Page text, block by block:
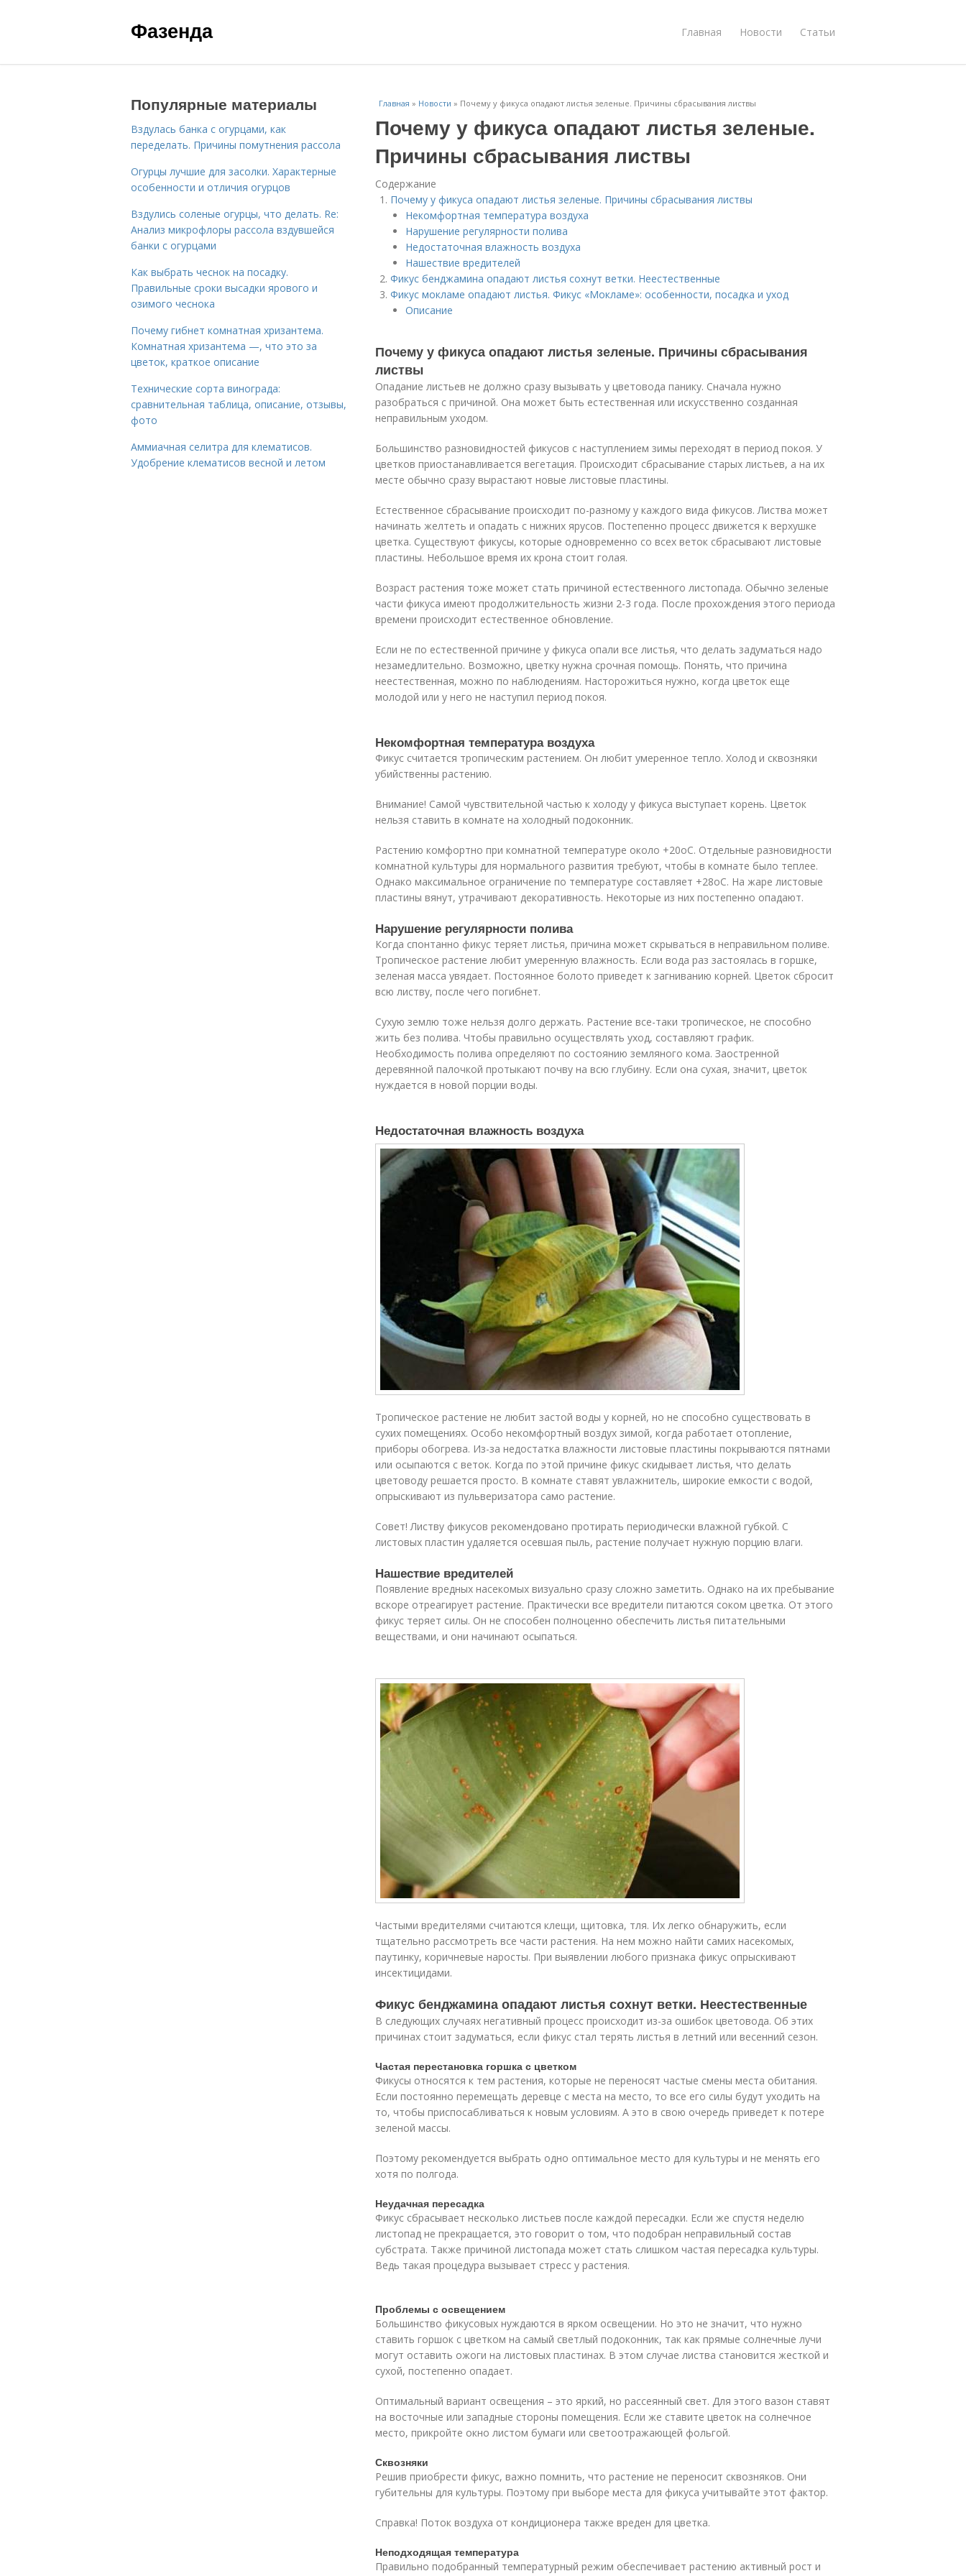
Фазенда Главная Новости Статьи
Главная » Новости » Почему у фикуса опадают листья зеленые. Причины сбрасывания листвы
Почему у фикуса опадают листья зеленые.
Причины сбрасывания листвы
Содержание
Почему у фикуса опадают листья зеленые. Причины сбрасывания листвы
Некомфортная температура воздуха
Нарушение регулярности полива
Недостаточная влажность воздуха
Нашествие вредителей
Фикус бенджамина опадают листья сохнут ветки. Неестественные
Фикус мокламе опадают листья. Фикус «Мокламе»: особенности, посадка и уход
Описание
Почему у фикуса опадают листья зеленые. Причины сбрасывания
листвы
Опадание листьев не должно сразу вызывать у цветовода панику. Сначала нужно
разобраться с причиной. Она может быть естественная или искусственно созданная
неправильным уходом.
Большинство разновидностей фикусов с наступлением зимы переходят в период покоя. У
цветков приостанавливается вегетация. Происходит сбрасывание старых листьев, а на их
месте обычно сразу вырастают новые листовые пластины.
Естественное сбрасывание происходит по-разному у каждого вида фикусов. Листва может
начинать желтеть и опадать с нижних ярусов. Постепенно процесс движется к верхушке
цветка. Существуют фикусы, которые одновременно со всех веток сбрасывают листовые
пластины. Небольшое время их крона стоит голая.
Возраст растения тоже может стать причиной естественного листопада. Обычно зеленые
части фикуса имеют продолжительность жизни 2-3 года. После прохождения этого периода
времени происходит естественное обновление.
Если не по естественной причине у фикуса опали все листья, что делать задуматься надо
незамедлительно. Возможно, цветку нужна срочная помощь. Понять, что причина
неестественная, можно по наблюдениям. Насторожиться нужно, когда цветок еще
молодой или у него не наступил период покоя.
Некомфортная температура воздуха
Фикус считается тропическим растением. Он любит умеренное тепло. Холод и сквозняки
убийственны растению.
Внимание! Самой чувствительной частью к холоду у фикуса выступает корень. Цветок
нельзя ставить в комнате на холодный подоконник.
Растению комфортно при комнатной температуре около +20оС. Отдельные разновидности
комнатной культуры для нормального развития требуют, чтобы в комнате было теплее.
Однако максимальное ограничение по температуре составляет +28оС. На жаре листовые
пластины вянут, утрачивают декоративность. Некоторые из них постепенно опадают.
Нарушение регулярности полива
Когда спонтанно фикус теряет листья, причина может скрываться в неправильном поливе.
Тропическое растение любит умеренную влажность. Если вода раз застоялась в горшке,
зеленая масса увядает. Постоянное болото приведет к загниванию корней. Цветок сбросит
всю листву, после чего погибнет.
Сухую землю тоже нельзя долго держать. Растение все-таки тропическое, не способно
жить без полива. Чтобы правильно осуществлять уход, составляют график.
Необходимость полива определяют по состоянию земляного кома. Заостренной
деревянной палочкой протыкают почву на всю глубину. Если она сухая, значит, цветок
нуждается в новой порции воды.
Недостаточная влажность воздуха
Тропическое растение не любит застой воды у корней, но не способно существовать в
сухих помещениях. Особо некомфортный воздух зимой, когда работает отопление,
приборы обогрева. Из-за недостатка влажности листовые пластины покрываются пятнами
или осыпаются с веток. Когда по этой причине фикус скидывает листья, что делать
цветоводу решается просто. В комнате ставят увлажнитель, широкие емкости с водой,
опрыскивают из пульверизатора само растение.
Совет! Листву фикусов рекомендовано протирать периодически влажной губкой. С
листовых пластин удаляется осевшая пыль, растение получает нужную порцию влаги.
Нашествие вредителей
Появление вредных насекомых визуально сразу сложно заметить. Однако на их пребывание
вскоре отреагирует растение. Практически все вредители питаются соком цветка. От этого
фикус теряет силы. Он не способен полноценно обеспечить листья питательными
веществами, и они начинают осыпаться.
Частыми вредителями считаются клещи, щитовка, тля. Их легко обнаружить, если
тщательно рассмотреть все части растения. На нем можно найти самих насекомых,
паутинку, коричневые наросты. При выявлении любого признака фикус опрыскивают
инсектицидами.
Фикус бенджамина опадают листья сохнут ветки. Неестественные
В следующих случаях негативный процесс происходит из-за ошибок цветовода. Об этих
причинах стоит задуматься, если фикус стал терять листья в летний или весенний сезон.
Частая перестановка горшка с цветком
Фикусы относятся к тем растения, которые не переносят частые смены места обитания.
Если постоянно перемещать деревце с места на место, то все его силы будут уходить на
то, чтобы приспосабливаться к новым условиям. А это в свою очередь приведет к потере
зеленой массы.
Поэтому рекомендуется выбрать одно оптимальное место для культуры и не менять его
хотя по полгода.
Неудачная пересадка
Фикус сбрасывает несколько листьев после каждой пересадки. Если же спустя неделю
листопад не прекращается, это говорит о том, что подобран неправильный состав
субстрата. Также причиной листопада может стать слишком частая пересадка культуры.
Ведь такая процедура вызывает стресс у растения.
Проблемы с освещением
Большинство фикусовых нуждаются в ярком освещении. Но это не значит, что нужно
ставить горшок с цветком на самый светлый подоконник, так как прямые солнечные лучи
могут оставить ожоги на листовых пластинах. В этом случае листва становится жесткой и
сухой, постепенно опадает.
Оптимальный вариант освещения – это яркий, но рассеянный свет. Для этого вазон ставят
на восточные или западные стороны помещения. Если же ставите цветок на солнечное
место, прикройте окно листом бумаги или светоотражающей фольгой.
Сквозняки
Решив приобрести фикус, важно помнить, что растение не переносит сквозняков. Они
губительны для культуры. Поэтому при выборе места для фикуса учитывайте этот фактор.
Справка! Поток воздуха от кондиционера также вреден для цветка.
Неподходящая температура
Правильно подобранный температурный режим обеспечивает растению активный рост и
Популярные материалы
Вздулась банка с огурцами, как
переделать. Причины помутнения рассола
Огурцы лучшие для засолки. Характерные
особенности и отличия огурцов
Вздулись соленые огурцы, что делать. Re:
Анализ микрофлоры рассола вздувшейся
банки с огурцами
Как выбрать чеснок на посадку.
Правильные сроки высадки ярового и
озимого чеснока
Почему гибнет комнатная хризантема.
Комнатная хризантема —, что это за
цветок, краткое описание
Технические сорта винограда:
сравнительная таблица, описание, отзывы,
фото
Аммиачная селитра для клематисов.
Удобрение клематисов весной и летом